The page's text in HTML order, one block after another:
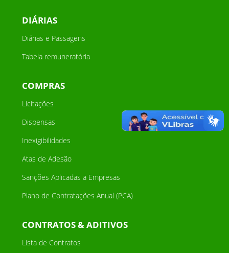
DIÁRIAS
Diárias e Passagens
Tabela remuneratória
COMPRAS
Licitações
Dispensas
Inexigibilidades
Atas de Adesão
Sanções Aplicadas a Empresas
Plano de Contratações Anual (PCA)
CONTRATOS & ADITIVOS
Lista de Contratos